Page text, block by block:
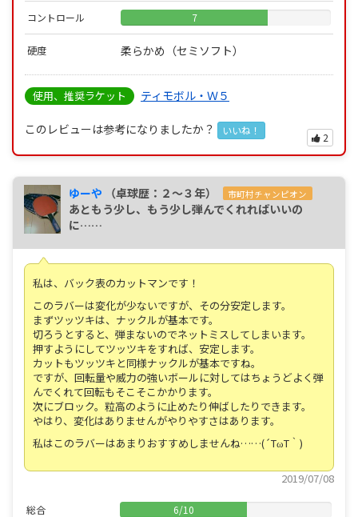
コントロール 7
硬度 柔らかめ（セミソフト）
使用、推奨ラケット ティモボル・Ｗ５
このレビューは参考になりましたか？ いいね！
2
ゆーや （卓球歴：２～３年） 市町村チャンピオン
あともう少し、もう少し弾んでくれればいいの
に……
私は、バック表のカットマンです！
このラバーは変化が少ないですが、その分安定します。
まずツッツキは、ナックルが基本です。
切ろうとすると、弾まないのでネットミスしてしまいます。
押すようにしてツッツキをすれば、安定します。
カットもツッツキと同様ナックルが基本ですね。
ですが、回転量や威力の強いボールに対してはちょうどよく弾
んでくれて回転もそこそこかかります。
次にブロック。粒高のように止めたり伸ばしたりできます。
やはり、変化はありませんがやりやすさはあります。
私はこのラバーはあまりおすすめしませんね……(´TωT｀)
2019/07/08
総合 6/10